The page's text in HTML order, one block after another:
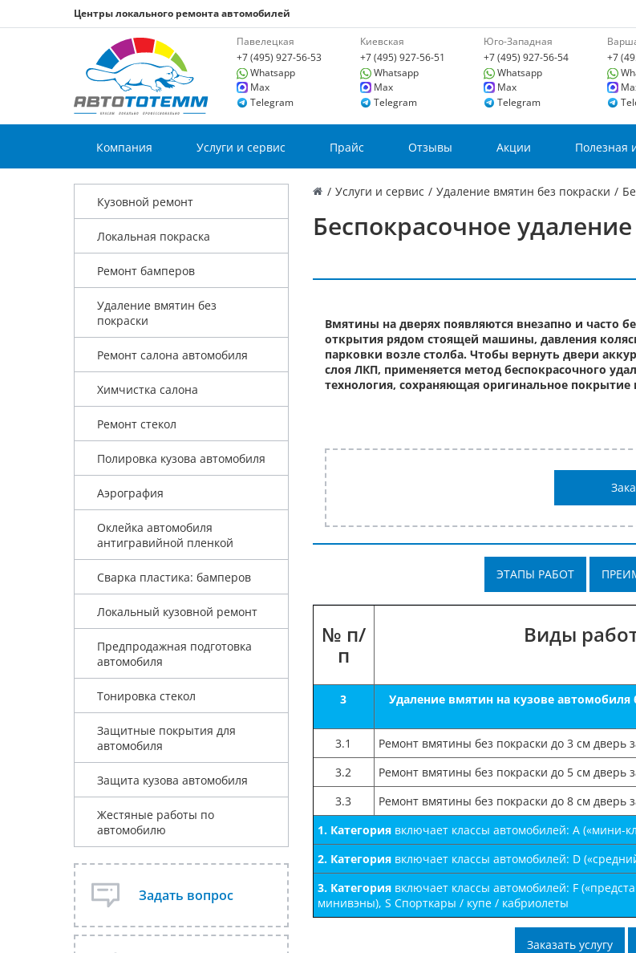
Центры локального ремонта автомобилей
Павелецкая
+7 (495) 927-56-53
Whatsapp
Max
Telegram
Киевская
+7 (495) 927-56-51
Whatsapp
Max
Telegram
Юго-Западная
+7 (495) 927-56-54
Whatsapp
Max
Telegram
+7
Компания Услуги и сервис Прайс Отзывы Акции Полезная
/ Услуги и сервис / Удаление вмятин без покраски /
Беспокрасочное
Кузовной ремонт
Локальная покраска
Ремонт бамперов
Удаление вмятин без
покраски
Ремонт салона автомобиля
Химчистка салона
Ремонт стекол
Полировка кузова автомобиля
Аэрография
Оклейка автомобиля
антигравийной пленкой
Сварка пластика: бамперов
Локальный кузовной ремонт
Предпродажная подготовка
автомобиля
Тонировка стекол
Защитные покрытия для
автомобиля
Защита кузова автомобиля
Жестяные работы по
автомобилю
Задать вопрос
Вмятины на дверях появляются внезапно и часто
открытия рядом стоящей машины, давления
парковки возле столба. Чтобы вернуть двери
слоя ЛКП, применяется метод беспокрасочного
технология, сохраняющая оригинальное покрытие
ЭТАПЫ РАБОТ
№ п/
п
Виды
3
Удаление вмятин на кузове
3.1
Ремонт вмятины без покраски до 3 см дверь
3.2
Ремонт вмятины без покраски до 5 см дверь
3.3
Ремонт вмятины без покраски до 8 см дверь
1. Категориявключает классы автомобилей: А («мини-
2. Категориявключает классы автомобилей: D
3. Категориявключает классы автомобилей: F
минивэны), S Спорткары / купе / кабриолеты
Заказать услугу